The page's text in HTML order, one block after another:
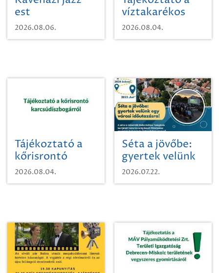
est
2026.08.06.
víztakarékos
vízhasználatról
2026.08.04.
Tájékoztató a
kőrisrontó
karcsúdíszbogárról
2026.08.04.
Séta a jövőbe:
gyertek velünk
egy városi
időutazásra!
2026.07.22.